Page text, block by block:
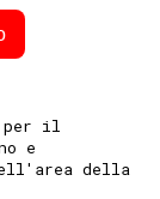
per il
e
della